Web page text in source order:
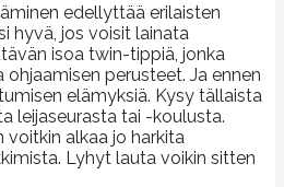
edellyttää erilaisten
hyvä, jos voisit lainata
isoa twin-tippiä, jonka
perusteet. Ja ennen
elämyksiä. Kysy tällaista
leijaseurasta tai -koulusta.
voitkin alkaa jo harkita
Lyhyt lauta voikin sitten